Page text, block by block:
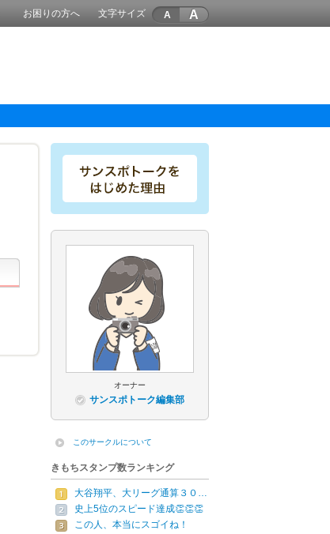
お困りの方へ 文字サイズ A
オーナー
サンスポトーク編集部
このサークルについて
きもちスタンプ数ランキング
大谷翔平、大リーグ通算３０…
史上5位のスピード達成👏👏👏
この人、本当にスゴイね！